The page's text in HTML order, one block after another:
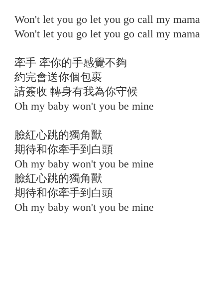
Won't let you go let you go call my mama
Won't let you go let you go call my mama
牽手 牽你的手感覺不夠
約完會送你個包裹
請簽收 轉身有我為你守候
Oh my baby won't you be mine
臉紅心跳的獨角獸
期待和你牽手到白頭
Oh my baby won't you be mine
臉紅心跳的獨角獸
期待和你牽手到白頭
Oh my baby won't you be mine